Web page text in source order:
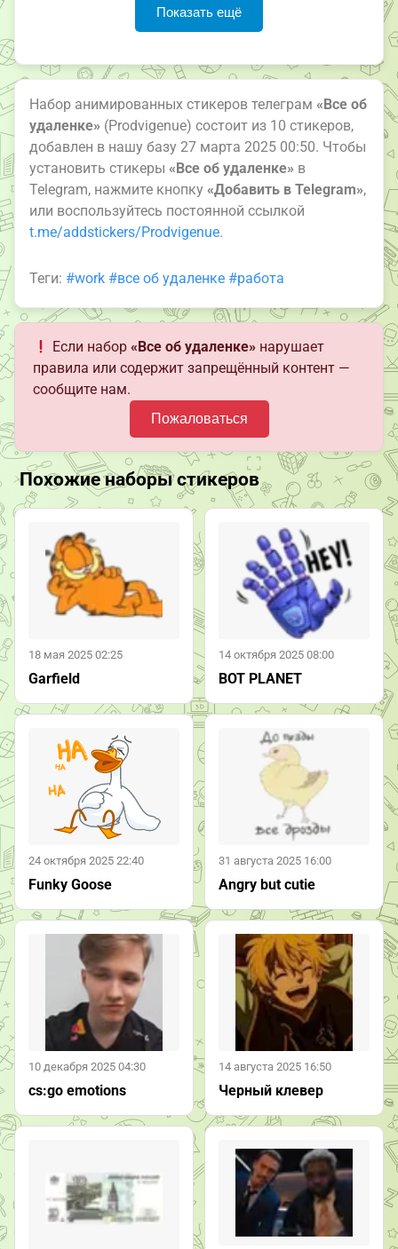
Показать ещё
Набор анимированных стикеров телеграм «Все об
удаленке» (Prodvigenue) состоит из 10 стикеров,
добавлен в нашу базу 27 марта 2025 00:50. Чтобы
установить стикеры «Все об удаленке» в
Telegram, нажмите кнопку «Добавить в Telegram»,
или воспользуйтесь постоянной ссылкой
t.me/addstickers/Prodvigenue.
Теги: #work #все об удаленке #работа
Если набор«Все об удаленке» нарушает
правила или содержит запрещённый контент —
сообщите нам.
Пожаловаться
Похожие наборы стикеров
18 мая 2025 02:25
Garfield
14 октября 2025 08:00
BOT PLANET
24 октября 2025 22:40
Funky Goose
31 августа 2025 16:00
Angry but cutie
10 декабря 2025 04:30
cs:go emotions
14 августа 2025 16:50
Черный клевер